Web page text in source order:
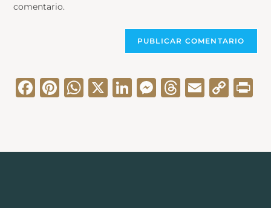
comentario.
F
a
e
Pi
nt
e
W
h
ts
X Li
n
e
M
e
s
T
hr
a
E
m
l
C
o
y